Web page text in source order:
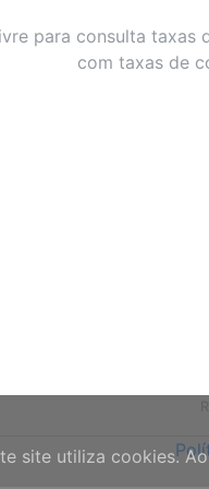
para consulta
com taxas de
site utiliza cookies.